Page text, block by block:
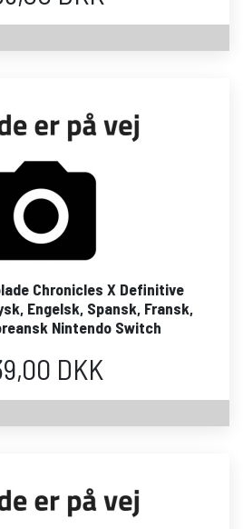
Chronicles X Definitive
Engelsk, Spansk, Fransk,
Nintendo Switch
DKK